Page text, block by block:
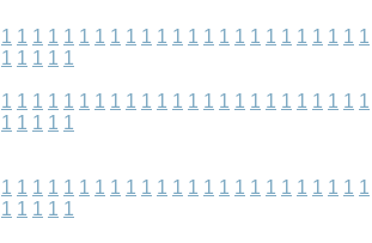
1 1 1 1 1 1 1 1 1 1 1 1 1 1 1 1 1 1 1 1 1 1 1 1
1 1 1 1 1
1 1 1 1 1 1 1 1 1 1 1 1 1 1 1 1 1 1 1 1 1 1 1 1
1 1 1 1 1
1 1 1 1 1 1 1 1 1 1 1 1 1 1 1 1 1 1 1 1 1 1 1 1
1 1 1 1 1